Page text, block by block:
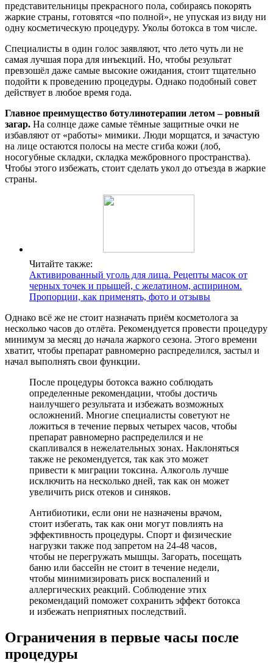
представительницы прекрасного пола, собираясь покорять
жаркие страны, готовятся «по полной», не упуская из виду ни
одну косметическую процедуру. Уколы ботокса в том числе.
Специалисты в один голос заявляют, что лето чуть ли не
самая лучшая пора для инъекций. Но, чтобы результат
превзошёл даже самые высокие ожидания, стоит тщательно
подойти к проведению процедуры. Однако подобный совет
действует в любое время года.
Главное преимущество ботулинотерапии летом – ровный
загар. На солнце даже самые тёмные защитные очки не
избавляют от «работы» мимики. Люди морщатся, и зачастую
на лице остаются полосы на месте сгиба кожи (лоб,
носогубные складки, складка межбровного пространства).
Чтобы этого избежать, стоит сделать укол до отъезда в жаркие
страны.
Читайте также:
Активированный уголь для лица. Рецепты масок от
черных точек и прыщей, с желатином, аспирином.
Пропорции, как применять, фото и отзывы
Однако всё же не стоит назначать приём косметолога за
несколько часов до отлёта. Рекомендуется провести процедуру
минимум за месяц до начала жаркого сезона. Этого времени
хватит, чтобы препарат равномерно распределился, застыл и
начал выполнять свои функции.
После процедуры ботокса важно соблюдать
определенные рекомендации, чтобы достичь
наилучшего результата и избежать возможных
осложнений. Многие специалисты советуют не
ложиться в течение первых четырех часов, чтобы
препарат равномерно распределился и не
скапливался в нежелательных зонах. Наклоняться
также не рекомендуется, так как это может
привести к миграции токсина. Алкоголь лучше
исключить на несколько дней, так как он может
увеличить риск отеков и синяков.
Антибиотики, если они не назначены врачом,
стоит избегать, так как они могут повлиять на
эффективность процедуры. Спорт и физические
нагрузки также под запретом на 24-48 часов,
чтобы не перегружать мышцы. Загорать, посещать
баню или бассейн не стоит в течение недели,
чтобы минимизировать риск воспалений и
аллергических реакций. Соблюдение этих
рекомендаций поможет сохранить эффект ботокса
и избежать неприятных последствий.
Ограничения в первые часы после
процедуры